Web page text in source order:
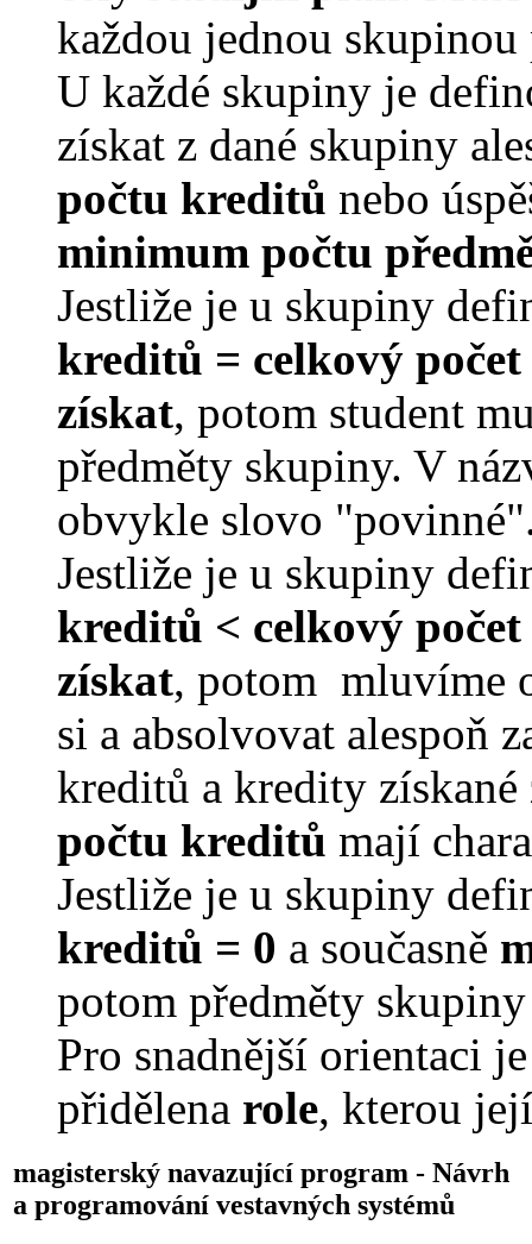
každou jednou skupinou
U každé skupiny je
získat z dané skupiny
počtu kreditů nebo
minimum počtu
Jestliže je u skupiny
kreditů = celkový
získat, potom student
předměty skupiny. V
obvykle slovo
Jestliže je u skupiny
kreditů < celkový
získat, potom mluvíme
si a absolvovat alespoň
kreditů a kredity
počtu kreditů mají
Jestliže je u skupiny
kreditů = 0 a současně
potom předměty
Pro snadnější orientaci
přidělena role, kterou
magisterský navazující program - Návrh
a programování vestavných systémů